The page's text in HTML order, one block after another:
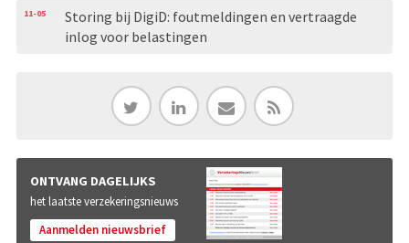
11-05
Storing bij DigiD: foutmeldingen en vertraagde
inlog voor belastingen
ONTVANG DAGELIJKS
het laatste verzekeringsnieuws
Aanmelden nieuwsbrief